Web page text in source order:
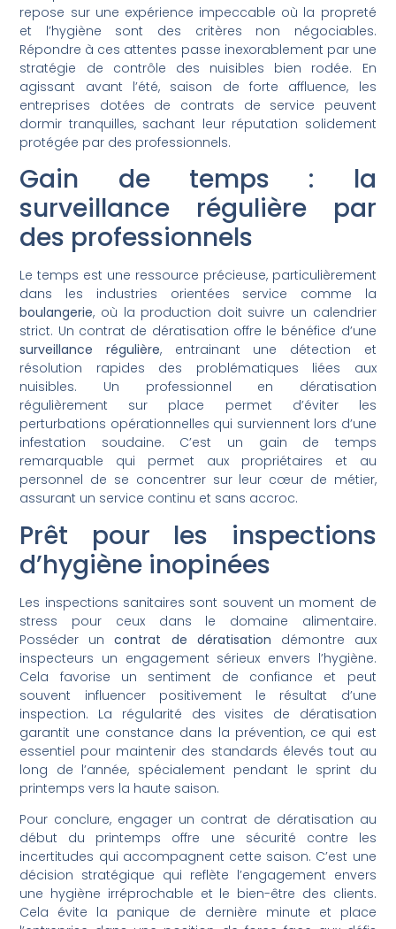
repose sur une expérience impeccable où la propreté
et l’hygiène sont des critères non négociables.
Répondre à ces attentes passe inexorablement par une
stratégie de contrôle des nuisibles bien rodée. En
agissant avant l’été, saison de forte affluence, les
entreprises dotées de contrats de service peuvent
dormir tranquilles, sachant leur réputation solidement
protégée par des professionnels.
Gain de temps : la
surveillance régulière par
des professionnels
Le temps est une ressource précieuse, particulièrement
dans les industries orientées service comme la
boulangerie, où la production doit suivre un calendrier
strict. Un contrat de dératisation offre le bénéfice d’une
surveillance régulière, entrainant une détection et
résolution rapides des problématiques liées aux
nuisibles. Un professionnel en dératisation
régulièrement sur place permet d’éviter les
perturbations opérationnelles qui surviennent lors d’une
infestation soudaine. C’est un gain de temps
remarquable qui permet aux propriétaires et au
personnel de se concentrer sur leur cœur de métier,
assurant un service continu et sans accroc.
Prêt pour les inspections
d’hygiène inopinées
Les inspections sanitaires sont souvent un moment de
stress pour ceux dans le domaine alimentaire.
Posséder uncontrat de dératisation démontre aux
inspecteurs un engagement sérieux envers l’hygiène.
Cela favorise un sentiment de confiance et peut
souvent influencer positivement le résultat d’une
inspection. La régularité des visites de dératisation
garantit une constance dans la prévention, ce qui est
essentiel pour maintenir des standards élevés tout au
long de l’année, spécialement pendant le sprint du
printemps vers la haute saison.
Pour conclure, engager un contrat de dératisation au
début du printemps offre une sécurité contre les
incertitudes qui accompagnent cette saison. C’est une
décision stratégique qui reflète l’engagement envers
une hygiène irréprochable et le bien-être des clients.
Cela évite la panique de dernière minute et place